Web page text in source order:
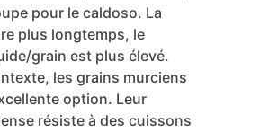
précis, le grain rond
la différence visible entre
et un plat mémorable.
arroz meloso ou
change. Le plat est plus